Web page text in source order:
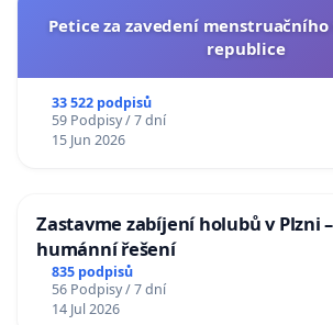
Petice za zavedení menstruačního
republice
33 522 podpisů
59 Podpisy / 7 dní
15 Jun 2026
Zastavme zabíjení holubů v Plzni
humánní řešení
835 podpisů
56 Podpisy / 7 dní
14 Jul 2026